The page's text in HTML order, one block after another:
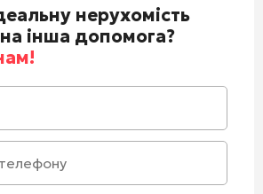
нерухомість
інша допомога?